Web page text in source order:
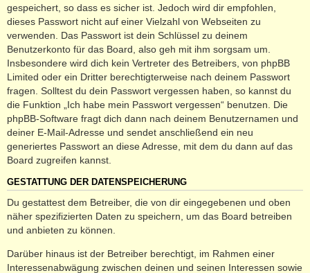
gespeichert, so dass es sicher ist. Jedoch wird dir empfohlen,
dieses Passwort nicht auf einer Vielzahl von Webseiten zu
verwenden. Das Passwort ist dein Schlüssel zu deinem
Benutzerkonto für das Board, also geh mit ihm sorgsam um.
Insbesondere wird dich kein Vertreter des Betreibers, von phpBB
Limited oder ein Dritter berechtigterweise nach deinem Passwort
fragen. Solltest du dein Passwort vergessen haben, so kannst du
die Funktion „Ich habe mein Passwort vergessen“ benutzen. Die
phpBB-Software fragt dich dann nach deinem Benutzernamen und
deiner E-Mail-Adresse und sendet anschließend ein neu
generiertes Passwort an diese Adresse, mit dem du dann auf das
Board zugreifen kannst.
GESTATTUNG DER DATENSPEICHERUNG
Du gestattest dem Betreiber, die von dir eingegebenen und oben
näher spezifizierten Daten zu speichern, um das Board betreiben
und anbieten zu können.
Darüber hinaus ist der Betreiber berechtigt, im Rahmen einer
Interessenabwägung zwischen deinen und seinen Interessen sowie